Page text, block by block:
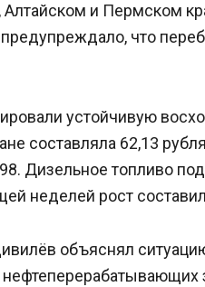
Алтайском и Пермском
что
устойчивую
составляла 62,13
Дизельное топливо
неделей рост
объяснял